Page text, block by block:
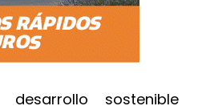
sostenible